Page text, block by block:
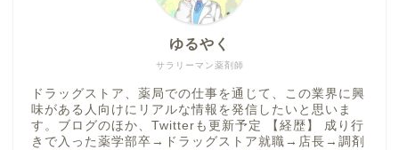
サラリーマン薬剤師
ゆるやく
ドラッグストア、薬局での仕事を通じて、この業界に興
味がある人向けにリアルな情報を発信したいと思いま
す。ブログのほか、Twitterも更新予定 【経歴】 成り行
きで入った薬学部卒→ドラッグストア就職→店長→調剤